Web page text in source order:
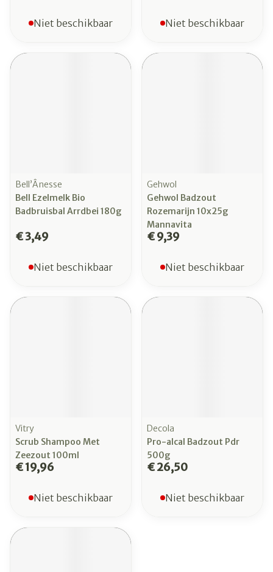
Niet beschikbaar Niet beschikbaar
Bell’Ânesse
Bell Ezelmelk Bio
Badbruisbal Arrdbei 180g
€ 3,49
Niet beschikbaar
Gehwol
Gehwol Badzout
Rozemarijn 10x25g
Mannavita
€ 9,39
Niet beschikbaar
Vitry
Scrub Shampoo Met
Zeezout 100ml
€ 19,96
Niet beschikbaar
Decola
Pro-alcal Badzout Pdr
500g
€ 26,50
Niet beschikbaar